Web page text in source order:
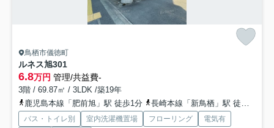
鳥栖市儀徳町
ルネス旭301
6.8万円 管理/共益費-
3階 / 69.87㎡ / 3LDK /築19年
鹿児島本線「肥前旭」駅 徒歩1分
長崎本線「新鳥栖」駅 徒歩32分
バス・トイレ別 室内洗濯機置場 フローリング
電気有